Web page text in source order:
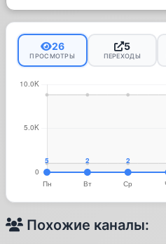
26
ПРОСМОТРЫ
5
ПЕРЕХОДЫ
Похожие каналы: